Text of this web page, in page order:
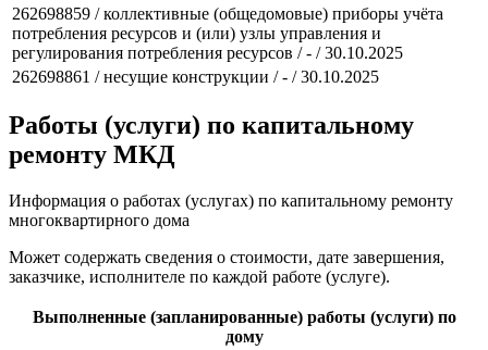
262698859 / коллективные (общедомовые) приборы учёта
потребления ресурсов и (или) узлы управления и
регулирования потребления ресурсов / - / 30.10.2025
262698861 / несущие конструкции / - / 30.10.2025
Работы (услуги) по капитальному
ремонту МКД
Информация о работах (услугах) по капитальному ремонту
многоквартирного дома
Может содержать сведения о стоимости, дате завершения,
заказчике, исполнителе по каждой работе (услуге).
Выполненные (запланированные) работы (услуги) по
дому